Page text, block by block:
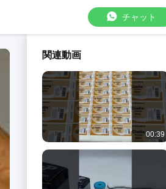
チャット
関連動画
00:39